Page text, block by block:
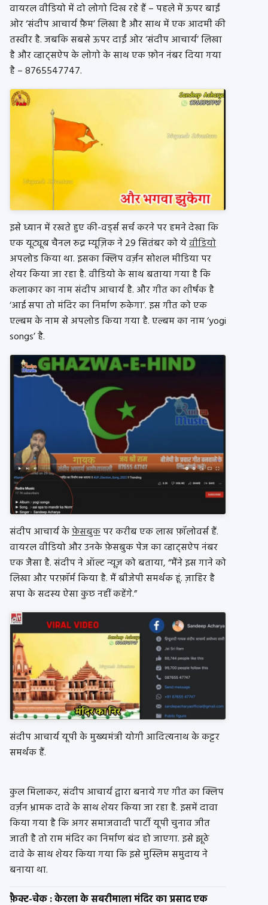
वायरल वीडियो में दो लोगो दिख रहे हैं – पहले में ऊपर बाईं
ओर ‘संदीप आचार्य फ़ैम’ लिखा है और साथ में एक आदमी की
तस्वीर है. जबकि सबसे ऊपर दाईं ओर ‘संदीप आचार्य’ लिखा
है और व्हाट्सऐप के लोगो के साथ एक फ़ोन नंबर दिया गया
है – 8765547747.
इसे ध्यान में रखते हुए की-वर्ड्स सर्च करने पर हमने देखा कि
एक यूट्यूब चैनल रुद्र म्यूज़िक ने 29 सितंबर को येवीडियो
अपलोड किया था. इसका क्लिप वर्ज़न सोशल मीडिया पर
शेयर किया जा रहा है. वीडियो के साथ बताया गया है कि
कलाकार का नाम संदीप आचार्य है. और गीत का शीर्षक है
‘आई सपा तो मंदिर का निर्माण रुकेगा’. इस गीत को एक
एल्बम के नाम से अपलोड किया गया है. एल्बम का नाम ‘yogi
songs’ है.
संदीप आचार्य केफ़ेसबुकपर करीब एक लाख फ़ॉलोवर्स हैं.
वायरल वीडियो और उनके फ़ेसबुक पेज का व्हाट्सऐप नंबर
एक जैसा है. संदीप ने ऑल्ट न्यूज़ को बताया, “मैंने इस गाने को
लिखा और परफ़ॉर्म किया है. मैं बीजेपी समर्थक हूं. ज़ाहिर है
सपा के सदस्य ऐसा कुछ नहीं कहेंगे.”
संदीप आचार्य यूपी के मुख्यमंत्री योगी आदित्यनाथ के कट्टर
समर्थक हैं.
कुल मिलाकर, संदीप आचार्य द्वारा बनाये गए गीत का क्लिप
वर्ज़न भ्रामक दावे के साथ शेयर किया जा रहा है. इसमें दावा
किया गया है कि अगर समाजवादी पार्टी यूपी चुनाव जीत
जाती है तो राम मंदिर का निर्माण बंद हो जाएगा. इसे झूठे
दावे के साथ शेयर किया गया कि इसे मुस्लिम समुदाय ने
बनाया था.
फ़ैक्ट-चेक : केरला के सबरीमाला मंदिर का प्रसाद एक